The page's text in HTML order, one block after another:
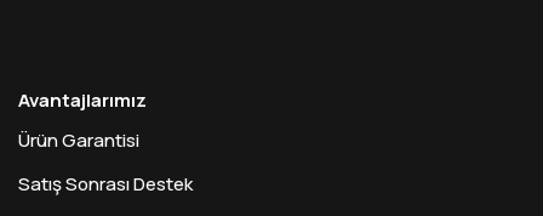
Avantajlarımız
Ürün Garantisi
Satış Sonrası Destek